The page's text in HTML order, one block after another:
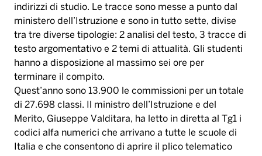
indirizzi di studio. Le tracce sono messe a punto dal
ministero dell’Istruzione e sono in tutto sette, divise
tra tre diverse tipologie: 2 analisi del testo, 3 tracce di
testo argomentativo e 2 temi di attualità. Gli studenti
hanno a disposizione al massimo sei ore per
terminare il compito.
Quest’anno sono 13.900 le commissioni per un totale
di 27.698 classi. Il ministro dell’Istruzione e del
Merito, Giuseppe Valditara, ha letto in diretta al Tg1 i
codici alfa numerici che arrivano a tutte le scuole di
Italia e che consentono di aprire il plico telematico